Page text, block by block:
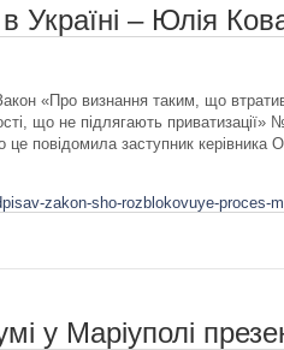
Україні – Юлія
«Про визнання таким, що
що не підлягають приватизації»
це повідомила заступник
zakon-sho-rozblokovuye-proces-
у Маріуполі